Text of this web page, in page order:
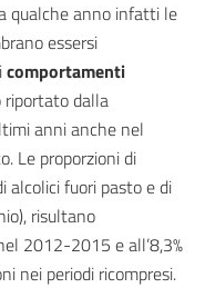
qualche anno infatti le
essersi
comportamenti
riportato dalla
anni anche nel
Le proporzioni di
alcolici fuori pasto e di
risultano
2012-2015 e all’8,3%
nei periodi ricompresi.